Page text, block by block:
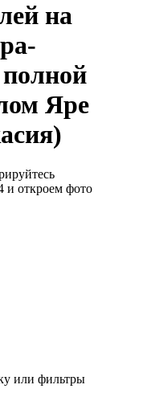
на
Яре
и откроем фото
или фильтры